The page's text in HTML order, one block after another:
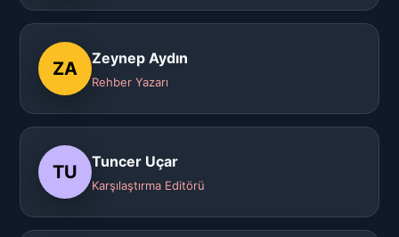
ZA
Zeynep Aydın
Rehber Yazarı
TU
Tuncer Uçar
Karşılaştırma Editörü